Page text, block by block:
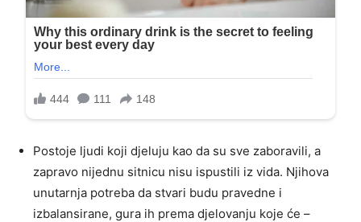
Postoje ljudi koji djeluju kao da su sve zaboravili, a
zapravo nijednu sitnicu nisu ispustili iz vida. Njihova
unutarnja potreba da stvari budu pravedne i
izbalansirane, gura ih prema djelovanju koje će –